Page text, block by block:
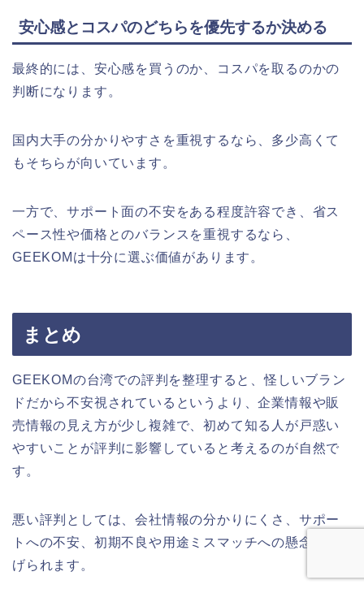
安心感とコスパのどちらを優先するか決める
最終的には、安心感を買うのか、コスパを取るのかの
判断になります。
国内大手の分かりやすさを重視するなら、多少高くて
もそちらが向いています。
一方で、サポート面の不安をある程度許容でき、省ス
ペース性や価格とのバランスを重視するなら、
GEEKOMは十分に選ぶ価値があります。
まとめ
GEEKOMの台湾での評判を整理すると、怪しいブラン
ドだから不安視されているというより、企業情報や販
売情報の見え方が少し複雑で、初めて知る人が戸惑い
やすいことが評判に影響していると考えるのが自然で
す。
悪い評判としては、会社情報の分かりにくさ、サポー
トへの不安、初期不良や用途ミスマッチへの懸念が挙
げられます。